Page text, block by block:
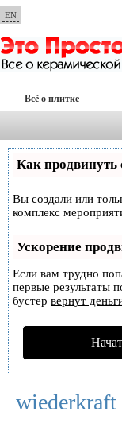
EN
Всё о плитке
Как продвинуть
Вы создали или
комплекс
Ускорение
Если вам трудно
первые результаты
бустер вернут
wiederkraft